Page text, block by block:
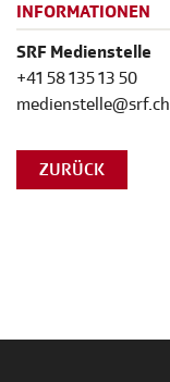
INFORMATIONEN
SRF Medienstelle
+41 58 135 13 50
medienstelle@srf.ch
ZURÜCK